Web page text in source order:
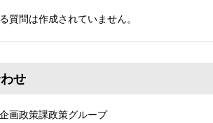
質問は作成されていません。
せ
画政策課政策グループ